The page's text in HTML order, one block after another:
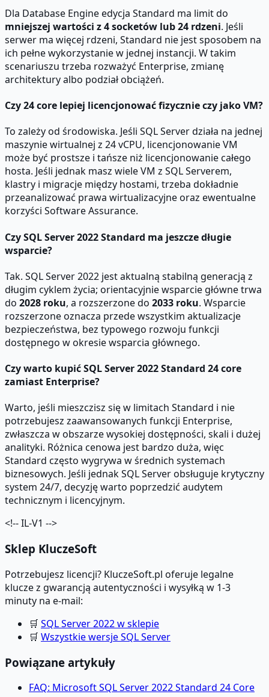
Dla Database Engine edycja Standard ma limit do
mniejszej wartości z 4 socketów lub 24 rdzeni. Jeśli
serwer ma więcej rdzeni, Standard nie jest sposobem na
ich pełne wykorzystanie w jednej instancji. W takim
scenariuszu trzeba rozważyć Enterprise, zmianę
architektury albo podział obciążeń.
Czy 24 core lepiej licencjonować fizycznie czy jako VM?
To zależy od środowiska. Jeśli SQL Server działa na jednej
maszynie wirtualnej z 24 vCPU, licencjonowanie VM
może być prostsze i tańsze niż licencjonowanie całego
hosta. Jeśli jednak masz wiele VM z SQL Serverem,
klastry i migracje między hostami, trzeba dokładnie
przeanalizować prawa wirtualizacyjne oraz ewentualne
korzyści Software Assurance.
Czy SQL Server 2022 Standard ma jeszcze długie
wsparcie?
Tak. SQL Server 2022 jest aktualną stabilną generacją z
długim cyklem życia; orientacyjnie wsparcie główne trwa
do 2028 roku, a rozszerzone do 2033 roku. Wsparcie
rozszerzone oznacza przede wszystkim aktualizacje
bezpieczeństwa, bez typowego rozwoju funkcji
dostępnego w okresie wsparcia głównego.
Czy warto kupić SQL Server 2022 Standard 24 core
zamiast Enterprise?
Warto, jeśli mieszczisz się w limitach Standard i nie
potrzebujesz zaawansowanych funkcji Enterprise,
zwłaszcza w obszarze wysokiej dostępności, skali i dużej
analityki. Różnica cenowa jest bardzo duża, więc
Standard często wygrywa w średnich systemach
biznesowych. Jeśli jednak SQL Server obsługuje krytyczny
system 24/7, decyzję warto poprzedzić audytem
technicznym i licencyjnym.
<!-- IL-V1 -->
Sklep KluczeSoft
Potrzebujesz licencji? KluczeSoft.pl oferuje legalne
klucze z gwarancją autentyczności i wysyłką w 1-3
minuty na e-mail:
🛒 SQL Server 2022 w sklepie
🛒 Wszystkie wersje SQL Server
Powiązane artykuły
FAQ: Microsoft SQL Server 2022 Standard 24 Core